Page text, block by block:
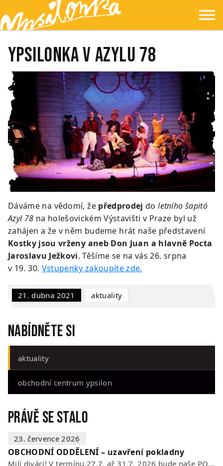
Přejít na hlavní obsah
Přejít na navigaci
Přejít na hledání
Ypsilonka ☰
YPSILONKA V AZYLU 78
Dáváme na vědomí, že předprodej doletního šapitó
Azyl 78 na holešovickém Výstavišti v Praze byl už
zahájen a že v něm budeme hrát naše představení
Kostky jsou vrženy aneb Don Juan a hlavně Pocta
Jaroslavu Ježkovi. Těšíme se na vás 26. srpna
v 19. 30. Vstupenky zakoupíte zde.
21. dubna 2021 Aktuality
Nabídněte si
aktuality
obchodní centrum ypsilon
Právě se stalo
23. července 2026
OBCHODNÍ ODDĚLENÍ – uzavření pokladny
Milí diváci! V termínu 27.7. až 31.7. 2026 bude naše POKLADNA z technických…